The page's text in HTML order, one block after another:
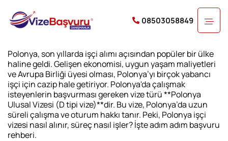
08503058849
Polonya, son yıllarda işçi alımı açısından popüler bir ülke
haline geldi. Gelişen ekonomisi, uygun yaşam maliyetleri
ve Avrupa Birliği üyesi olması, Polonya’yı birçok yabancı
işçi için cazip hale getiriyor. Polonya'da çalışmak
isteyenlerin başvurması gereken vize türü **Polonya
Ulusal Vizesi (D tipi vize)**dir. Bu vize, Polonya’da uzun
süreli çalışma ve oturum hakkı tanır. Peki, Polonya işçi
vizesi nasıl alınır, süreç nasıl işler? İşte adım adım başvuru
rehberi.